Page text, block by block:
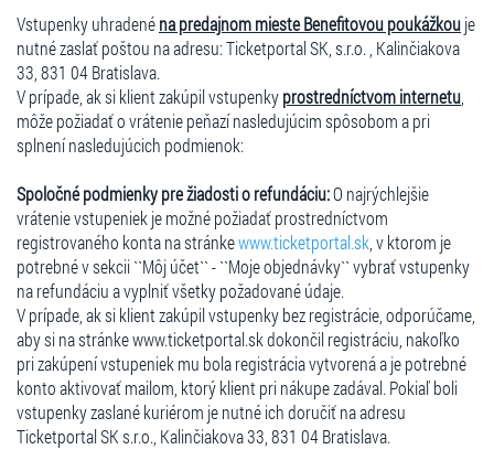
Vstupenky uhradenéna predajnom mieste Benefitovou poukážkouje
nutné zaslať poštou na adresu: Ticketportal SK, s.r.o. , Kalinčiakova
33, 831 04 Bratislava.
V prípade, ak si klient zakúpil vstupenkyprostredníctvom internetu
môže požiadať o vrátenie peňazí nasledujúcim spôsobom a pri
splnení nasledujúcich podmienok:
Spoločné podmienky pre žiadosti o refundáciu:O najrýchlejšie
vrátenie vstupeniek je možné požiadať prostredníctvom
registrovaného konta na stránkewww.ticketportal.sk , v ktorom je
potrebné v sekcii ``Môj účet`` - ``Moje objednávky`` vybrať vstupenky
na refundáciu a vyplniť všetky požadované údaje.
V prípade, ak si klient zakúpil vstupenky bez registrácie, odporúčame,
aby si na stránke www.ticketportal.sk dokončil registráciu, nakoľko
pri zakúpení vstupeniek mu bola registrácia vytvorená a je potrebné
konto aktivovať mailom, ktorý klient pri nákupe zadával. Pokiaľ boli
vstupenky zaslané kuriérom je nutné ich doručiť na adresu
Ticketportal SK s.r.o., Kalinčiakova 33, 831 04 Bratislava.